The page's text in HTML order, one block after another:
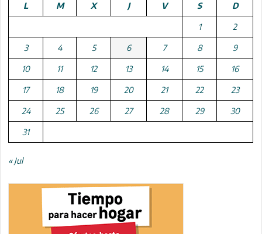
L
M X J V S D
1 2
3 4 5 6 7 8 9
10 11 12 13 14 15 16
17 18 19 20 21 22 23
24 25 26 27 28 29 30
31
« Jul